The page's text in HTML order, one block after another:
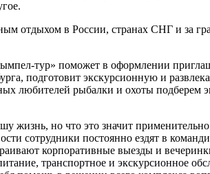
отдыхом в России, странах СНГ и за
тур» поможет в оформлении
подготовит экскурсионную и
любителей рыбалки и охоты подберем
жизнь, но что это значит
сотрудники постоянно ездят в
корпоративные выезды и
транспортное и экскурсионное